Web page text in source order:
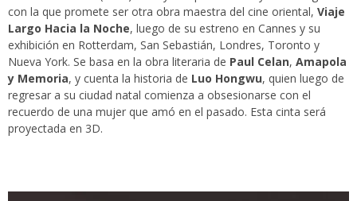
con la que promete ser otra obra maestra del cine oriental, Viaje
Largo Hacia la Noche, luego de su estreno en Cannes y su
exhibición en Rotterdam, San Sebastián, Londres, Toronto y
Nueva York. Se basa en la obra literaria de Paul Celan, Amapola
y Memoria, y cuenta la historia de Luo Hongwu, quien luego de
regresar a su ciudad natal comienza a obsesionarse con el
recuerdo de una mujer que amó en el pasado. Esta cinta será
proyectada en 3D.